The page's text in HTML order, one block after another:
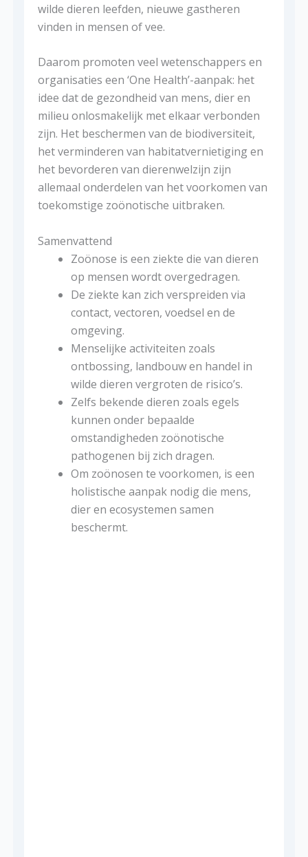
wilde dieren leefden, nieuwe gastheren
vinden in mensen of vee.
Daarom promoten veel wetenschappers en
organisaties een ‘One Health’-aanpak: het
idee dat de gezondheid van mens, dier en
milieu onlosmakelijk met elkaar verbonden
zijn. Het beschermen van de biodiversiteit,
het verminderen van habitatvernietiging en
het bevorderen van dierenwelzijn zijn
allemaal onderdelen van het voorkomen van
toekomstige zoönotische uitbraken.
Samenvattend
Zoönose is een ziekte die van dieren
op mensen wordt overgedragen.
De ziekte kan zich verspreiden via
contact, vectoren, voedsel en de
omgeving.
Menselijke activiteiten zoals
ontbossing, landbouw en handel in
wilde dieren vergroten de risico’s.
Zelfs bekende dieren zoals egels
kunnen onder bepaalde
omstandigheden zoönotische
pathogenen bij zich dragen.
Om zoönosen te voorkomen, is een
holistische aanpak nodig die mens,
dier en ecosystemen samen
beschermt.